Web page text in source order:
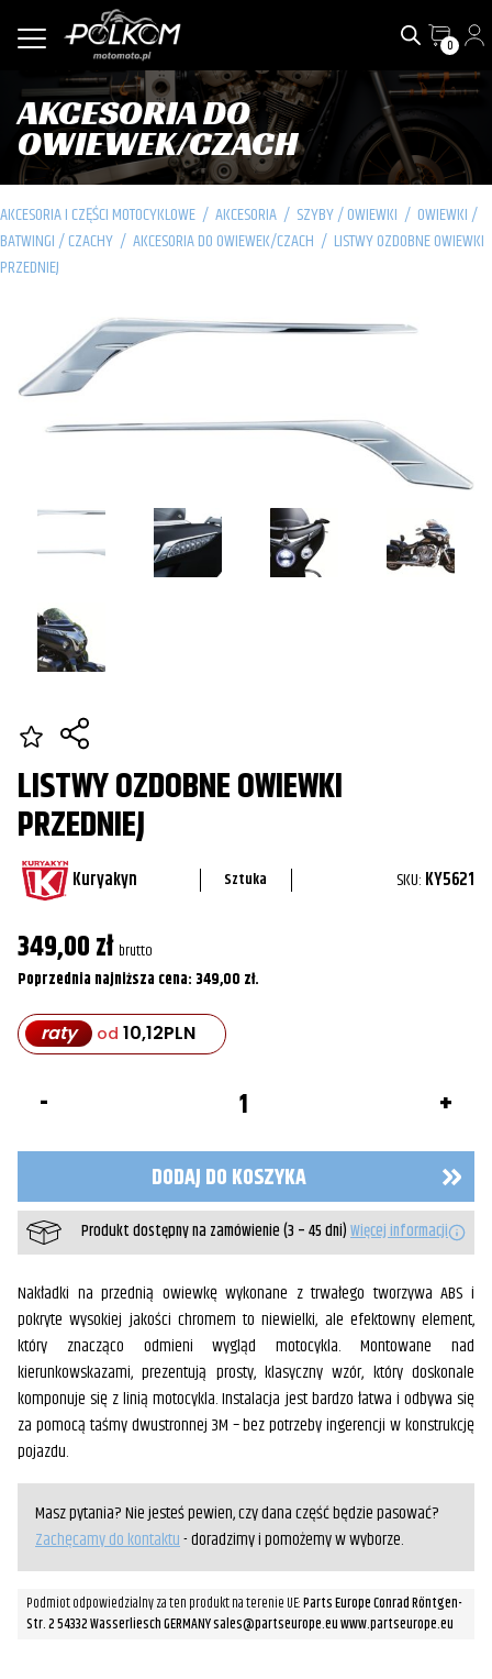
0
AKCESORIA DO
OWIEWEK/CZACH
AKCESORIA I CZĘŚCI MOTOCYKLOWE / AKCESORIA / SZYBY / OWIEWKI / OWIEWKI /
BATWINGI / CZACHY / AKCESORIA DO OWIEWEK/CZACH / LISTWY OZDOBNE OWIEWKI
PRZEDNIEJ
LISTWY OZDOBNE OWIEWKI
PRZEDNIEJ
Kuryakyn Sztuka SKU: KY5621
349,00zł brutto
Poprzednia najniższa cena: 349,00 zł.
raty od 10,12PLN
przedniej
DODAJ DO KOSZYKA
Produkt dostępny na zamówienie (3 – 45 dni)Więcej informacji
Nakładki na przednią owiewkę wykonane z trwałego tworzywa ABS i
pokryte wysokiej jakości chromem to niewielki, ale efektowny element,
który znacząco odmieni wygląd motocykla. Montowane nad
kierunkowskazami, prezentują prosty, klasyczny wzór, który doskonale
komponuje się z linią motocykla. Instalacja jest bardzo łatwa i odbywa się
za pomocą taśmy dwustronnej 3M – bez potrzeby ingerencji w konstrukcję
pojazdu.
Masz pytania? Nie jesteś pewien, czy dana część będzie pasować?
Zachęcamy do kontaktu- doradzimy i pomożemy w wyborze.
Podmiot odpowiedzialny za ten produkt na terenie UE:Parts Europe Conrad Röntgen-
Str. 2 54332 Wasserliesch GERMANY sales@partseurope.eu www.partseurope.eu